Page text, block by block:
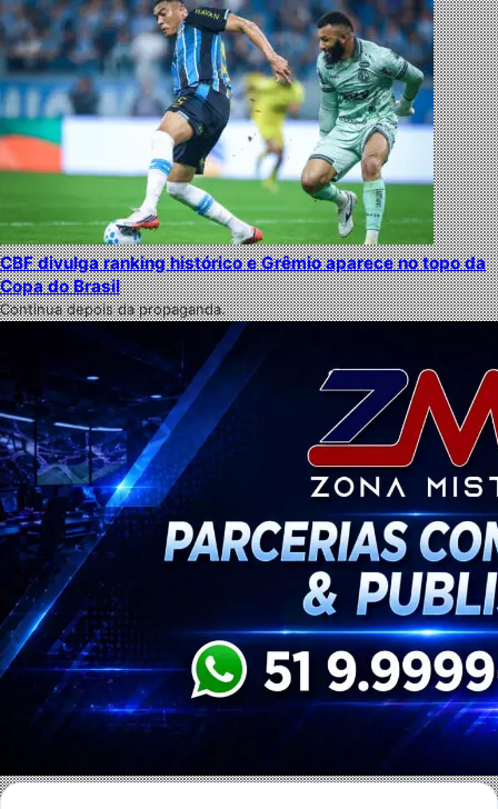
CBF divulga ranking histórico e Grêmio aparece no topo da
Copa do Brasil
Continua depois da propaganda.